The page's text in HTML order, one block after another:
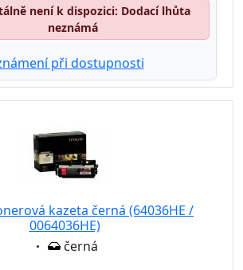
není k dispozici: Dodací lhůta
neznámá
při dostupnosti
kazeta černá (64036HE /
0064036HE)
Eigenschaft:
černá